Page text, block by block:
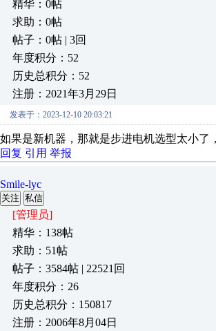
精华：0帖
求助：0帖
帖子：0帖 | 3回
年度积分：52
历史总积分：52
注册：2021年3月29日
发表于：2023-12-10 20:03:21
如果是新机器，那就是步进电机选型太小
回复 引用 举报
Smile-lyc
关注 私信
[管理员]
精华：138帖
求助：51帖
帖子：3584帖 | 22521回
年度积分：26
历史总积分：150817
注册：2006年8月04日